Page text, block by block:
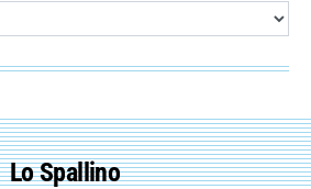
Lo Spallino